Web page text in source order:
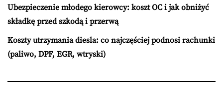
Ubezpieczenie młodego kierowcy: koszt OC i jak obniżyć
składkę przed szkodą i przerwą
Koszty utrzymania diesla: co najczęściej podnosi rachunki
(paliwo, DPF, EGR, wtryski)